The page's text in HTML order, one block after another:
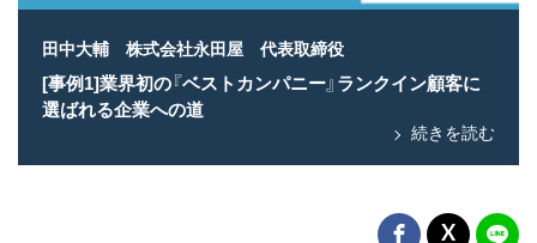
田中大輔 株式会社永田屋 代表取締役
[事例1]業界初の『ベストカンパニー』ランクイン顧客に
選ばれる企業への道
続きを読む